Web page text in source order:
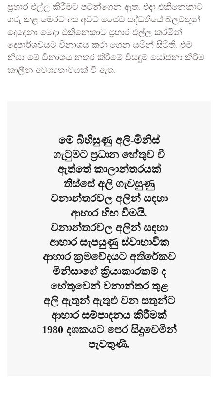
ප්‍රහාර එල්ල කිරීමට පටන්ගෙන ඇත. එදා එකිනෙකාට
ගරු කළ මෙරට අප අවට ජෛව පද්ධතියේ බලවතුන්
දෙදෙනා මෙදා එකිනෙකාට ප්‍රහාර එල්ල කරමින්
දෙපාර්ශවයම විනාශය කරා ගෙන යමින් සිටිති. එම
නිසා මේ විනාශය නතර කිරීමේ විසඳුම් යෝජනා කිරීම
කාලීන අවශ්‍යතාවයක් වී ඇත.
මේ බිහිසුණු අලි-මිනිස්
ගැටුමට ප්‍රධාන හේතුව වී
ඇත්තේ කාලාන්තරයක්
තිස්සේ අලි ගැවසුණු
වනාන්තරවල අලින් සඳහා
ආහාර හිඟ වීමයි.
වනාන්තරවල අලින් සඳහා
ආහාර සැපයුණු ස්වාභාවික
ආහාර ක්‍රමවේදයට අතිරේකව
මිනිසාගේ ක්‍රියාකාරකම් ද
හේතුවෙන් වනාන්තර තුළ
අලි ඇතුන් ඇතුළු වන සතුන්ට
ආහාර සම්පාදනය කිරීමක්
1980 දශකයට පෙර සිදුවෙමින්
පැවතුණි.